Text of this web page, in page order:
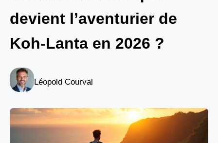
devient l’aventurier de
Koh-Lanta en 2026 ?
Léopold Courval